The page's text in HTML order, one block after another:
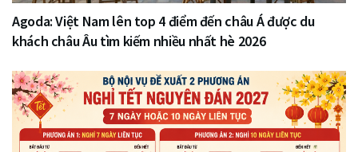
Agoda: Việt Nam lên top 4 điểm đến châu Á được du
khách châu Âu tìm kiếm nhiều nhất hè 2026